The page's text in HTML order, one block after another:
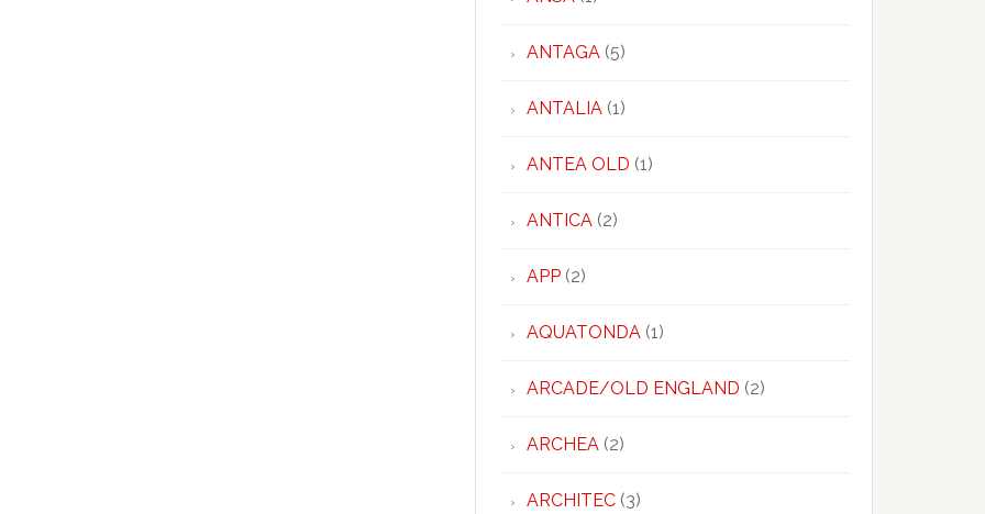
ANTAGA (5)
ANTALIA (1)
ANTEA OLD (1)
ANTICA (2)
APP (2)
AQUATONDA (1)
ARCADE/OLD ENGLAND (2)
ARCHEA (2)
ARCHITEC (3)